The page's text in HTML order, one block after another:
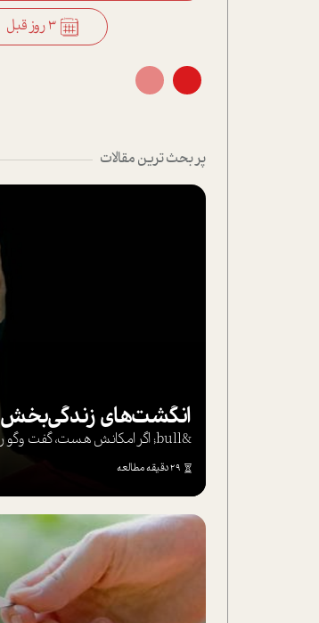
3 روز قبل
پر بحث ترین مقالات
انگشت‌های‌ زندگی‌بخش
&bull; اگر امکانش هست، گفت وگو را با روا...
29 دقیقه مطالعه